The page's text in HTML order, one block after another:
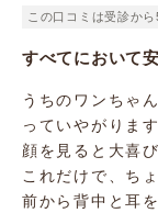
この口コミは受診か
すべてにおいて
うちのワンちゃ
っていやがりま
顔を見ると大喜
これだけで、ち
前から背中と耳